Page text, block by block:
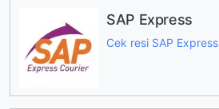
SAP Express
Cek resi SAP Express